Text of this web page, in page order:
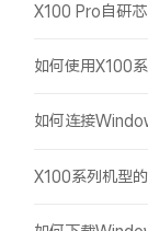
X100 Pro自研
如何使用X100
如何连接
X100系列机型